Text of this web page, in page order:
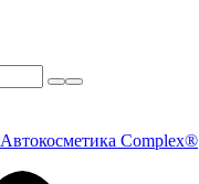
Автокосметика Complex®